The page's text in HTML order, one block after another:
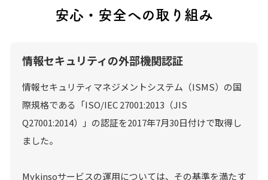
安心・安全への取り組み
情報セキュリティの外部機関認証
情報セキュリティマネジメントシステム（ISMS）の国
際規格である「ISO/IEC 27001:2013（JIS
Q27001:2014）」の認証を2017年7月30日付けで取得し
ました。
Mykinsoサービスの運用については、その基準を満たす